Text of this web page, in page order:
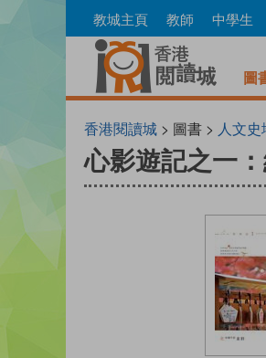
to
教城主頁 教師 中學生
圖
香港閱讀城 > 圖書 > 人文史
心影遊記之一